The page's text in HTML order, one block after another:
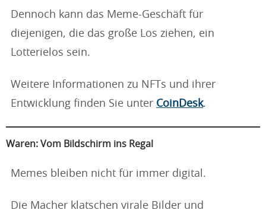
Dennoch kann das Meme-Geschäft für
diejenigen, die das große Los ziehen, ein
Lotterielos sein.
Weitere Informationen zu NFTs und ihrer
Entwicklung finden Sie unter CoinDesk.
Waren: Vom Bildschirm ins Regal
Memes bleiben nicht für immer digital.
Die Macher klatschen virale Bilder und